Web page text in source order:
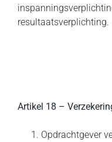
resultaatsverplichting.
Artikel 18 –
Opdrachtgever